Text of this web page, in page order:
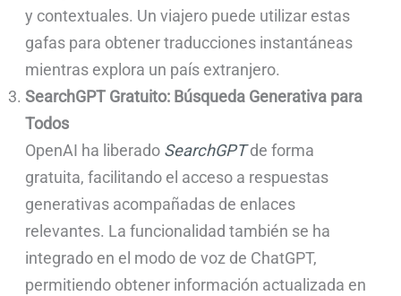
y contextuales. Un viajero puede utilizar estas
gafas para obtener traducciones instantáneas
mientras explora un país extranjero.
SearchGPT Gratuito: Búsqueda Generativa para
Todos
OpenAI ha liberado SearchGPT de forma
gratuita, facilitando el acceso a respuestas
generativas acompañadas de enlaces
relevantes. La funcionalidad también se ha
integrado en el modo de voz de ChatGPT,
permitiendo obtener información actualizada en